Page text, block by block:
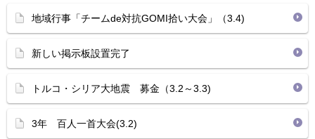
地域行事「チームde対抗GOMI拾い大会」（3.4)
新しい掲示板設置完了
トルコ・シリア大地震 募金（3.2～3.3)
3年 百人一首大会(3.2)